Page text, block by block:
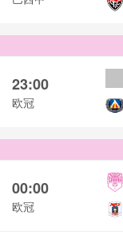
23:00
欧冠
00:00
欧冠